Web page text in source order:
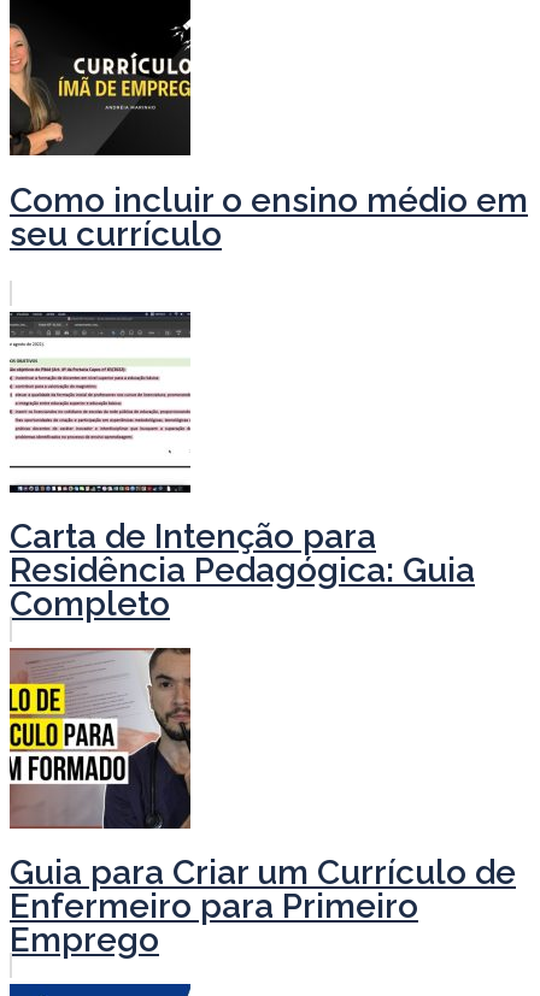
Como incluir o ensino médio em
seu currículo
Carta de Intenção para
Residência Pedagógica: Guia
Completo
Guia para Criar um Currículo de
Enfermeiro para Primeiro
Emprego